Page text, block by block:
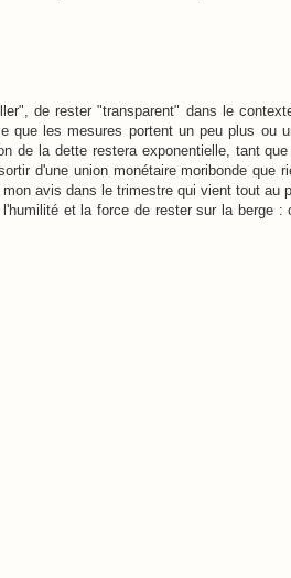
de rester "transparent" dans le
que les mesures portent un peu plus ou
de la dette restera exponentielle, tant
d'une union monétaire moribonde que
avis dans le trimestre qui vient tout au
et la force de rester sur la berge :